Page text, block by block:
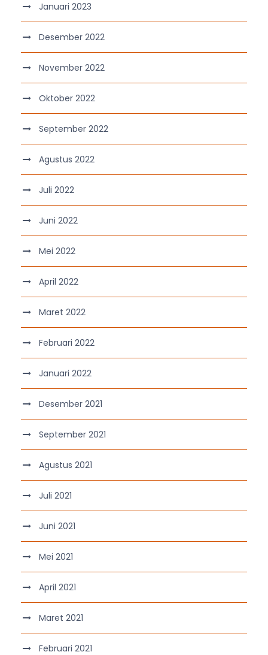
Januari 2023
Desember 2022
November 2022
Oktober 2022
September 2022
Agustus 2022
Juli 2022
Juni 2022
Mei 2022
April 2022
Maret 2022
Februari 2022
Januari 2022
Desember 2021
September 2021
Agustus 2021
Juli 2021
Juni 2021
Mei 2021
April 2021
Maret 2021
Februari 2021